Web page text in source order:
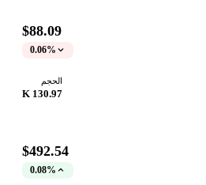
$88.09
0.06%
الحجم
130.97 K
$492.54
0.08%